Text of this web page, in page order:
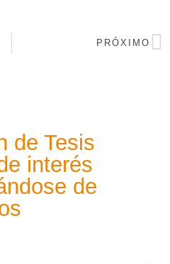
PRÓXIMO
de Tesis
interés
de